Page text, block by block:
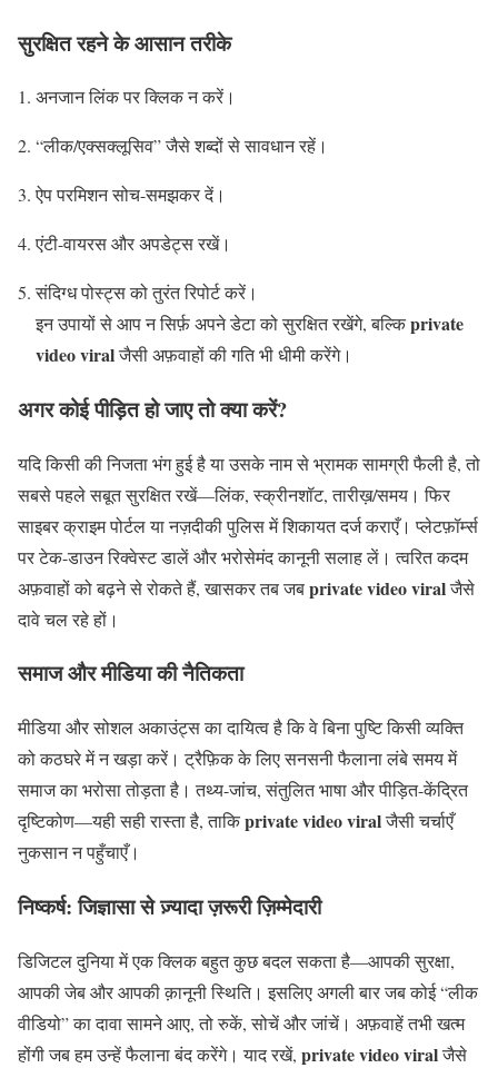
सुरक्षित रहने के आसान तरीके
अनजान लिंक पर क्लिक न करें।
“लीक/एक्सक्लूसिव” जैसे शब्दों से सावधान रहें।
ऐप परमिशन सोच-समझकर दें।
एंटी-वायरस और अपडेट्स रखें।
संदिग्ध पोस्ट्स को तुरंत रिपोर्ट करें।
इन उपायों से आप न सिर्फ़ अपने डेटा को सुरक्षित रखेंगे, बल्किprivate
video viralजैसी अफ़वाहों की गति भी धीमी करेंगे।
अगर कोई पीड़ित हो जाए तो क्या करें?
यदि किसी की निजता भंग हुई है या उसके नाम से भ्रामक सामग्री फैली है, तो
सबसे पहले सबूत सुरक्षित रखें—लिंक, स्क्रीनशॉट, तारीख़/समय। फिर
साइबर क्राइम पोर्टल या नज़दीकी पुलिस में शिकायत दर्ज कराएँ। प्लेटफ़ॉर्म्स
पर टेक-डाउन रिक्वेस्ट डालें और भरोसेमंद कानूनी सलाह लें। त्वरित कदम
अफ़वाहों को बढ़ने से रोकते हैं, खासकर तब जबprivate video viralजैसे
दावे चल रहे हों।
समाज और मीडिया की नैतिकता
मीडिया और सोशल अकाउंट्स का दायित्व है कि वे बिना पुष्टि किसी व्यक्ति
को कठघरे में न खड़ा करें। ट्रैफ़िक के लिए सनसनी फैलाना लंबे समय में
समाज का भरोसा तोड़ता है। तथ्य-जांच, संतुलित भाषा और पीड़ित-केंद्रित
दृष्टिकोण—यही सही रास्ता है, ताकिprivate video viralजैसी चर्चाएँ
नुकसान न पहुँचाएँ।
निष्कर्ष: जिज्ञासा से ज़्यादा ज़रूरी ज़िम्मेदारी
डिजिटल दुनिया में एक क्लिक बहुत कुछ बदल सकता है—आपकी सुरक्षा,
आपकी जेब और आपकी क़ानूनी स्थिति। इसलिए अगली बार जब कोई “लीक
वीडियो” का दावा सामने आए, तो रुकें, सोचें और जांचें। अफ़वाहें तभी खत्म
होंगी जब हम उन्हें फैलाना बंद करेंगे। याद रखें, private video viralजैसे